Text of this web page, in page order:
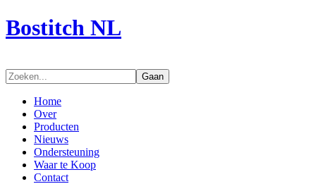
Bostitch NL
Gaan
Home
Over
Producten
Nieuws
Ondersteuning
Waar te Koop
Contact